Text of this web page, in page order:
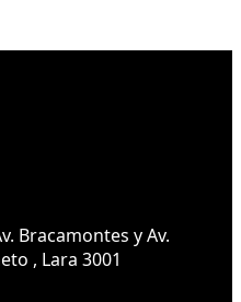
Bracamontes y Av.
, Lara 3001